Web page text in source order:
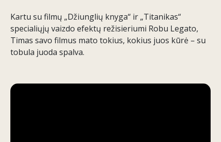
Kartu su filmų „Džiunglių knyga“ ir „Titanikas“
specialiųjų vaizdo efektų režisieriumi Robu Legato,
Timas savo filmus mato tokius, kokius juos kūrė – su
tobula juoda spalva.